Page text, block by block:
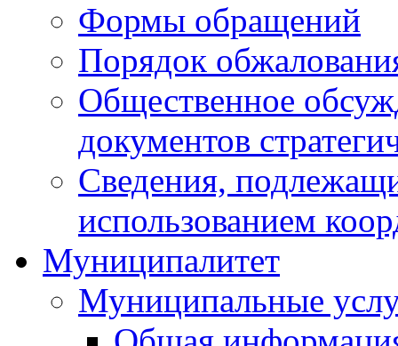
Формы обращений
Порядок
Общественное
документов
Сведения,
использованием
Муниципалитет
Муниципальные